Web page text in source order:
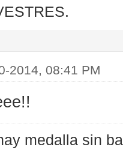
2014, 08:41 PM
medalla sin